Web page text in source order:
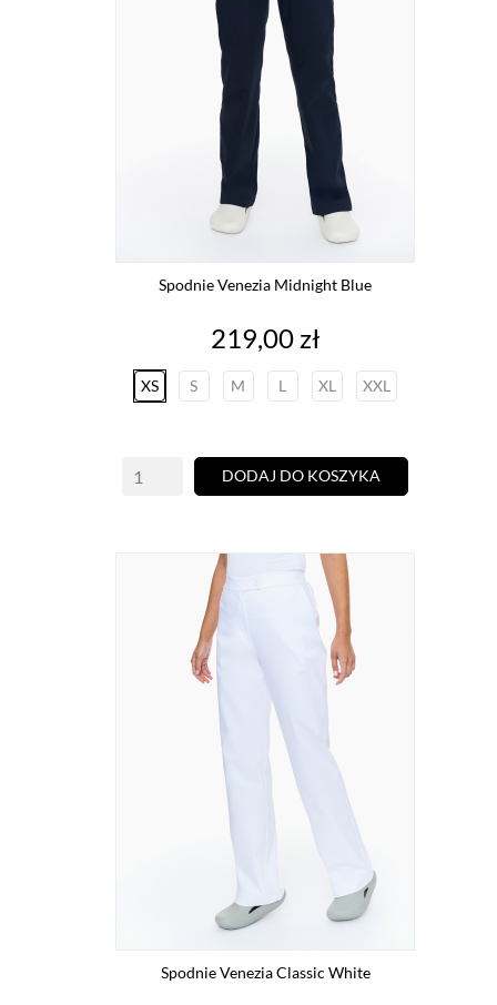
Spodnie Venezia Midnight Blue
Cena
219,00 zł
XS S M L XL XXL
DODAJ DO KOSZYKA
Spodnie Venezia Classic White